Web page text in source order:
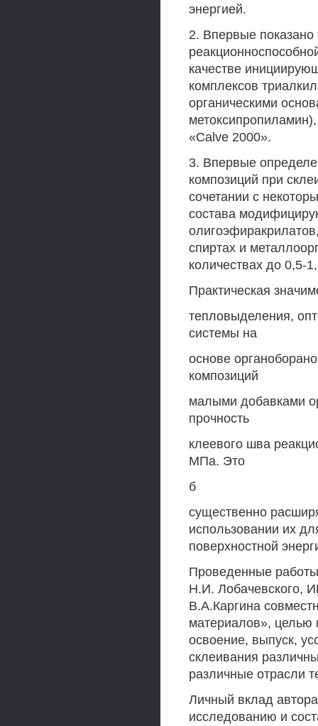
энергией.
2. Впервые
качестве
комплексов
органическими
«Calve 2000».
3. Впервые
композиций при
сочетании с
состава
спиртах и
количествах до 0,5-
Практическая
тепловыделения,
системы на
основе
композиций
малыми добавками
прочность
клеевого шва
МПа. Это
б
существенно
использовании их
поверхностной
Проведенные
Н.И. Лобачевского,
В.А.Каргина
материалов», целью
освоение, выпуск,
склеивания
различные отрасли
Личный вклад
исследованию и